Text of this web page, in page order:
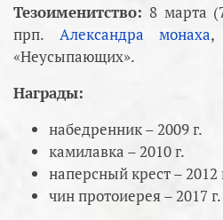
Тезоименитство: 8 марта
прп. Александра монаха,
«Неусыпающих».
Награды:
набедренник – 2009 г.
камилавка – 2010 г.
наперсный крест – 2012
чин протоиерея – 2017 г.